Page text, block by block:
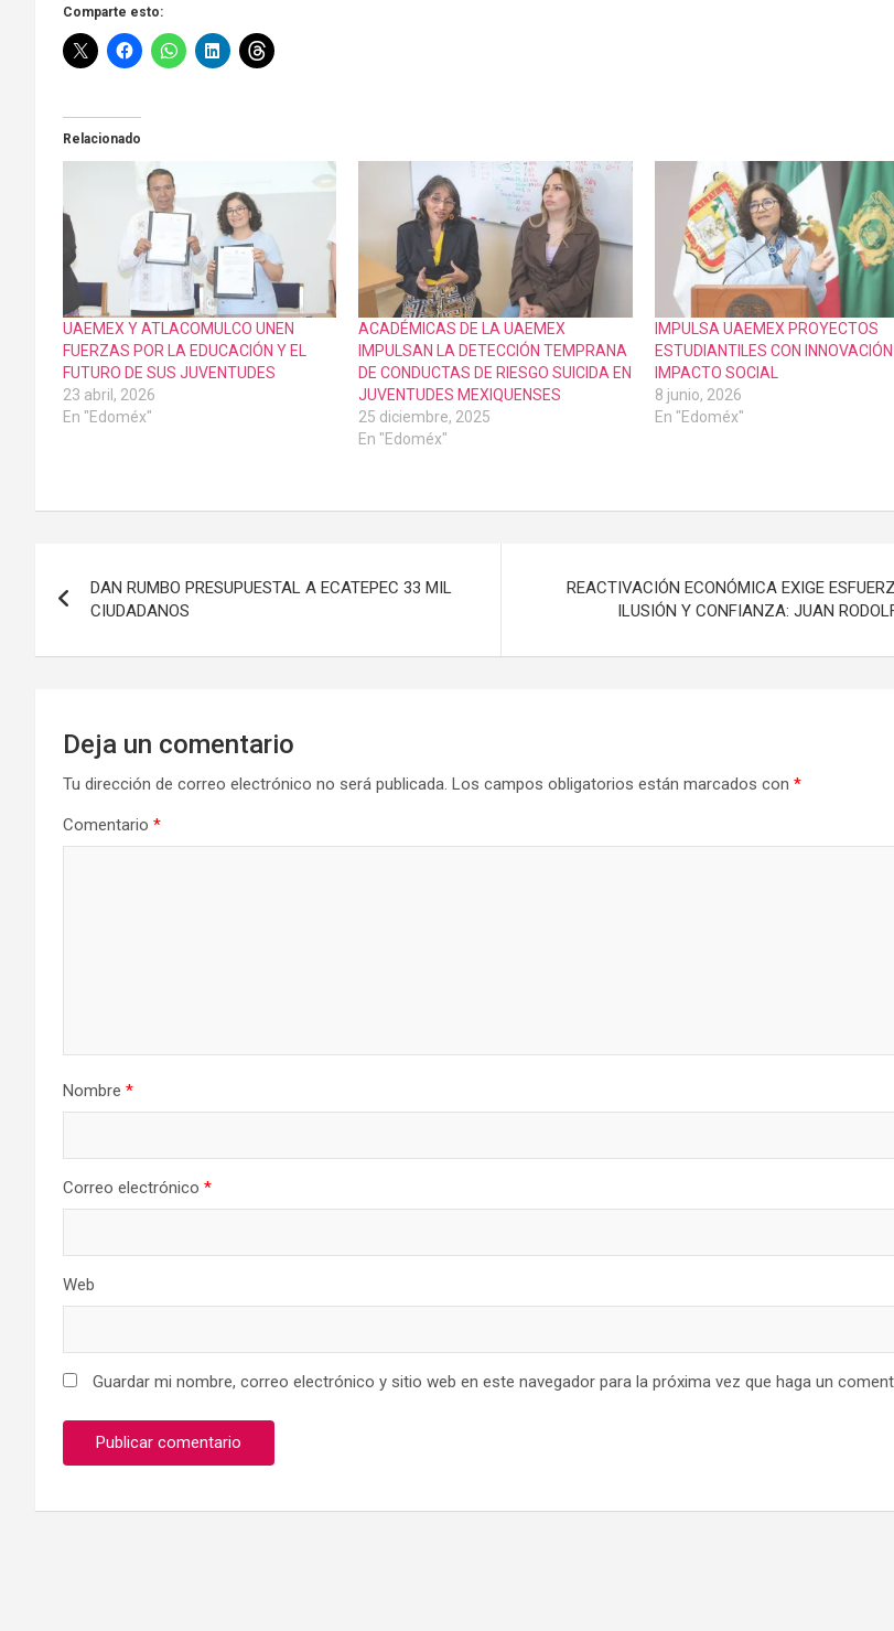
Comparte esto:
Relacionado
UAEMEX Y ATLACOMULCO UNEN
FUERZAS POR LA EDUCACIÓN Y EL
FUTURO DE SUS JUVENTUDES
23 abril, 2026
En "Edoméx"
ACADÉMICAS DE LA UAEMEX
IMPULSAN LA DETECCIÓN TEMPRANA
DE CONDUCTAS DE RIESGO SUICIDA EN
JUVENTUDES MEXIQUENSES
25 diciembre, 2025
En "Edoméx"
IMPULSA UAEMEX PROYECTOS
ESTUDIANTILES CON INNOVACIÓN
IMPACTO SOCIAL
8 junio, 2026
En "Edoméx"
de
entradas
DAN RUMBO PRESUPUESTAL A ECATEPEC 33 MIL
CIUDADANOS
REACTIVACIÓN ECONÓMICA EXIGE
ILUSIÓN Y CONFIANZA: JUAN
Deja un comentario
Tu dirección de correo electrónico no será publicada. Los campos obligatorios están marcados con *
Comentario *
Nombre *
Correo electrónico *
Web
Guardar mi nombre, correo electrónico y sitio web en este navegador para la próxima vez que haga un